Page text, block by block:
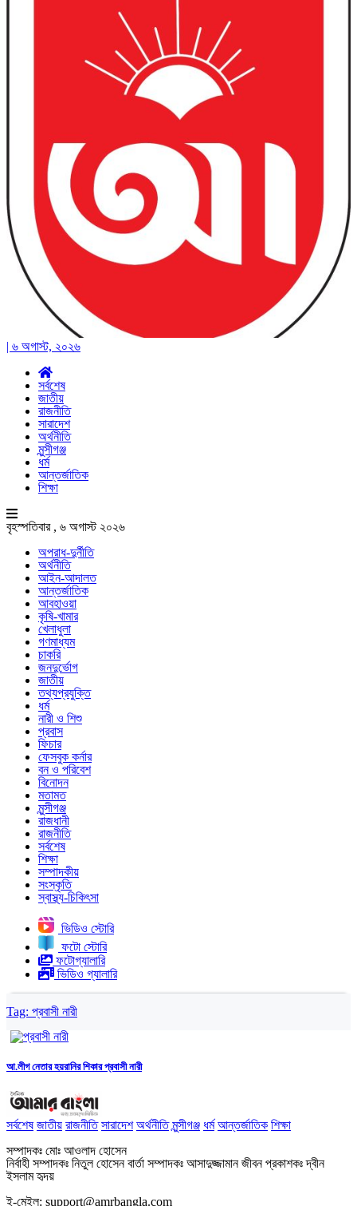
| ৬ অগাস্ট, ২০২৬
সর্বশেষ
জাতীয়
রাজনীতি
সারাদেশ
অর্থনীতি
মুন্সীগঞ্জ
ধর্ম
আন্তর্জাতিক
শিক্ষা
বৃহস্পতিবার , ৬ অগাস্ট ২০২৬
অপরাধ-দুর্নীতি
অর্থনীতি
আইন-আদালত
আন্তর্জাতিক
আবহাওয়া
কৃষি-খামার
খেলাধুলা
গণমাধ্যম
চাকরি
জনদুর্ভোগ
জাতীয়
তথ্যপ্রযুক্তি
ধর্ম
নারী ও শিশু
প্রবাস
ফিচার
ফেসবুক কর্নার
বন ও পরিবেশ
বিনোদন
মতামত
মুন্সীগঞ্জ
রাজধানী
রাজনীতি
সর্বশেষ
শিক্ষা
সম্পাদকীয়
সংস্কৃতি
স্বাস্থ্য-চিকিৎসা
ভিডিও স্টোরি
ফটো স্টোরি
ফটোগ্যালারি
ভিডিও গ্যালারি
Tag: প্রবাসী নারী
আ.লীগ নেতার হয়রানির শিকার প্রবাসী নারী
সর্বশেষ জাতীয় রাজনীতি সারাদেশ অর্থনীতি মুন্সীগঞ্জ ধর্ম আন্তর্জাতিক শিক্ষা
সম্পাদকঃ মোঃ আওলাদ হোসেন
নির্বাহী সম্পাদকঃ নিতুল হোসেন বার্তা সম্পাদকঃ আসাদুজ্জামান জীবন প্রকাশকঃ দ্বীন
ইসলাম হৃদয়
ই-মেইল: support@amrbangla.com